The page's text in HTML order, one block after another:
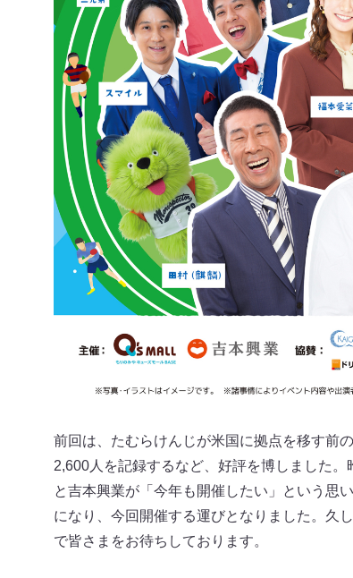
前回は、たむらけんじが米国に拠点を移す前
2,600人を記録するなど、好評を博しました
と吉本興業が「今年も開催したい」という思
になり、今回開催する運びとなりました。久
で皆さまをお待ちしております。